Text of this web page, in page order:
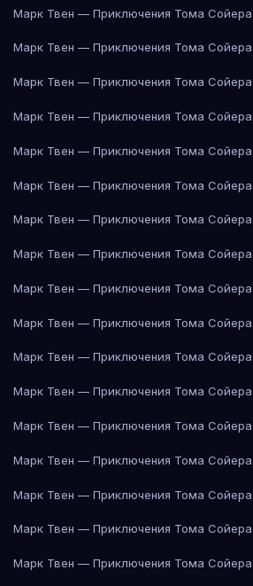
Марк Твен — Приключения Тома Сойера
Марк Твен — Приключения Тома Сойера
Марк Твен — Приключения Тома Сойера
Марк Твен — Приключения Тома Сойера
Марк Твен — Приключения Тома Сойера
Марк Твен — Приключения Тома Сойера
Марк Твен — Приключения Тома Сойера
Марк Твен — Приключения Тома Сойера
Марк Твен — Приключения Тома Сойера
Марк Твен — Приключения Тома Сойера
Марк Твен — Приключения Тома Сойера
Марк Твен — Приключения Тома Сойера
Марк Твен — Приключения Тома Сойера
Марк Твен — Приключения Тома Сойера
Марк Твен — Приключения Тома Сойера
Марк Твен — Приключения Тома Сойера
Марк Твен — Приключения Тома Сойера